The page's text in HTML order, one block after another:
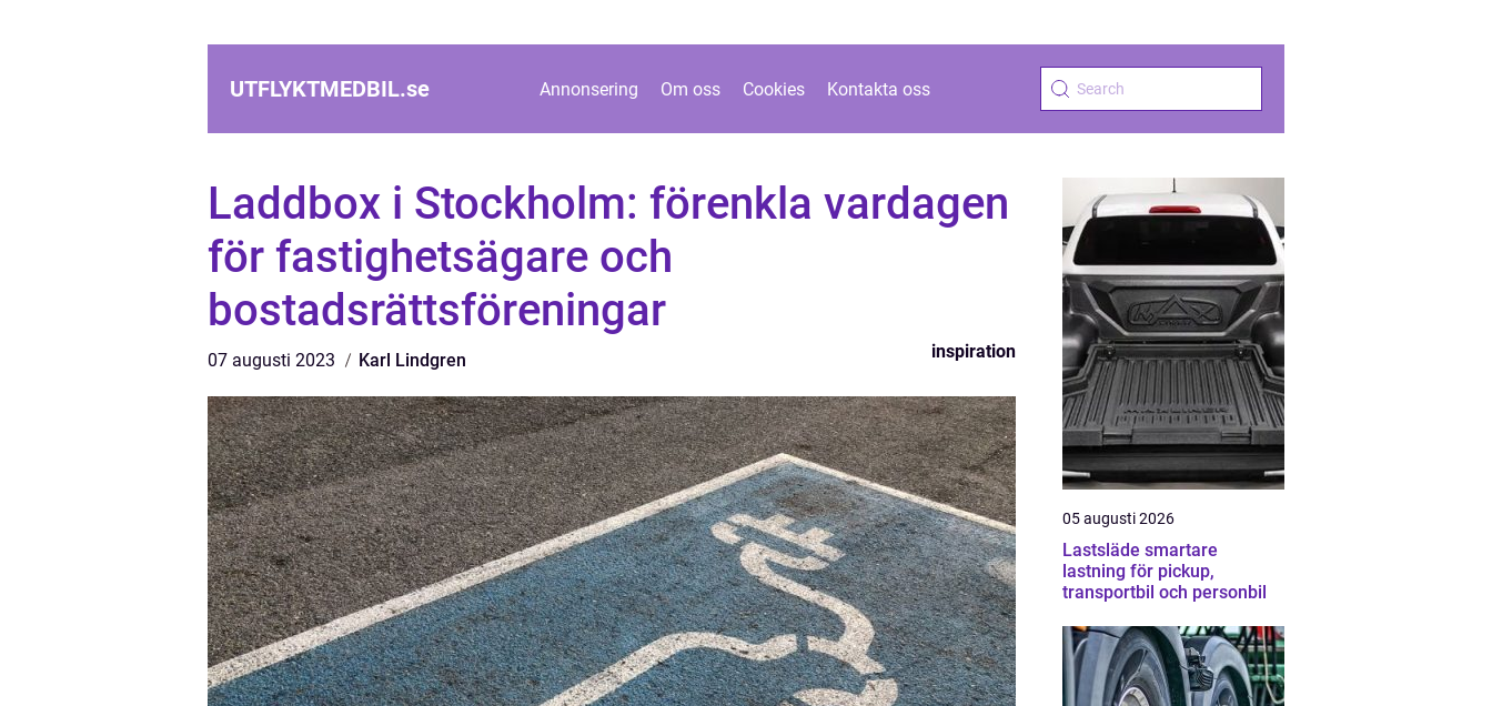
UTFLYKTMEDBIL.se Annonsering Om oss Cookies Kontakta oss
Laddbox i Stockholm: förenkla vardagen
för fastighetsägare och
bostadsrättsföreningar
07 augusti 2023 Karl Lindgren inspiration
05 augusti 2026
Lastsläde smartare
lastning för pickup,
transportbil och personbil